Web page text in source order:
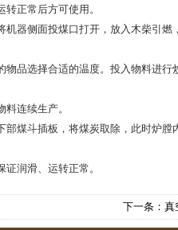
正常后方可使用。
器侧面投煤口打开，放入木柴引
品选择合适的温度。投入物料进
连续生产。
煤斗插板，将煤炭取除，此时炉
润滑、运转正常。
下一条：真